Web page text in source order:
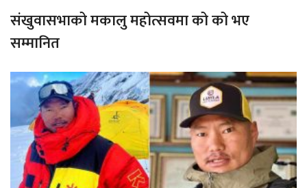
संखुवासभाको मकालु महोत्सवमा को को भए
सम्मानित